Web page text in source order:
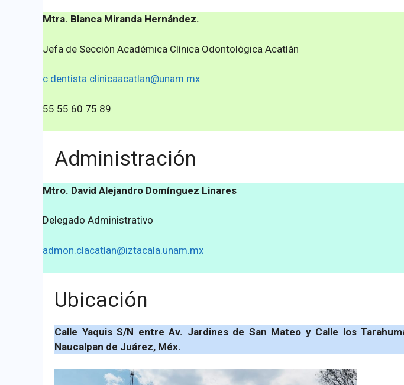
Mtra. Blanca Miranda Hernández.
Jefa de Sección Académica Clínica Odontológica Acatlán
c.dentista.clinicaacatlan@unam.mx
55 55 60 75 89
Administración
Mtro. David Alejandro Domínguez Linares
Delegado Administrativo
admon.clacatlan@iztacala.unam.mx
Ubicación
Calle Yaquis S/N entre Av. Jardines de San Mateo y Calle los
Naucalpan de Juárez, Méx.